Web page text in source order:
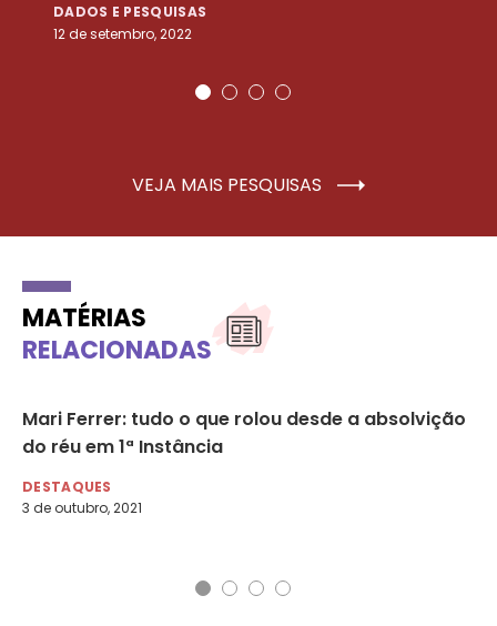
DADOS E PESQUISAS
12 de setembro, 2022
VEJA MAIS PESQUISAS
MATÉRIAS
RELACIONADAS
Mari Ferrer: tudo o que rolou desde a absolvição
do réu em 1ª Instância
DESTAQUES
3 de outubro, 2021